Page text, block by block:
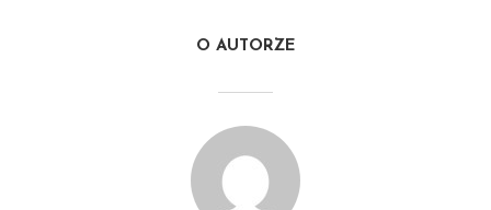
O AUTORZE